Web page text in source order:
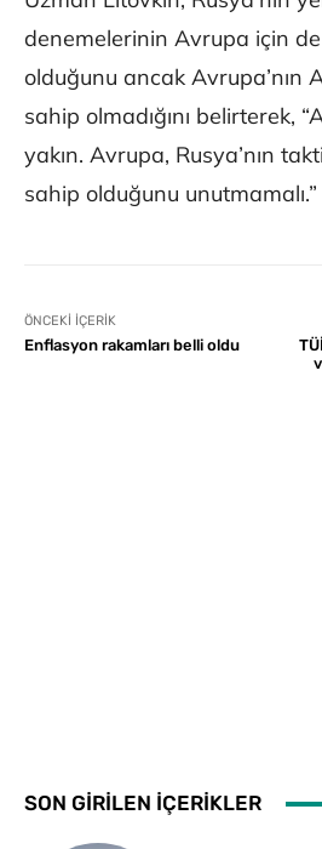
denemelerinin Avrupa için
olduğunu ancak Avrupa’nın
sahip olmadığını belirterek,
yakın. Avrupa, Rusya’nın
sahip olduğunu
ÖNCEKI İÇERIK
Enflasyon rakamları belli oldu
SON GİRİLEN İÇERİKLER